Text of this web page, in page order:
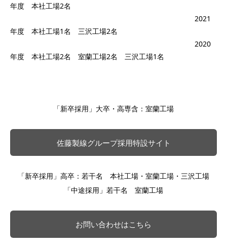
年度 本社工場2名
2021
年度 本社工場1名 三沢工場2名
2020
年度 本社工場2名 室蘭工場2名 三沢工場1名
「新卒採用」大卒・高専含：室蘭工場
佐藤製線グループ採用特設サイト
「新卒採用」高卒：若干名 本社工場・室蘭工場・三沢工場
「中途採用」若干名 室蘭工場
お問い合わせはこちら